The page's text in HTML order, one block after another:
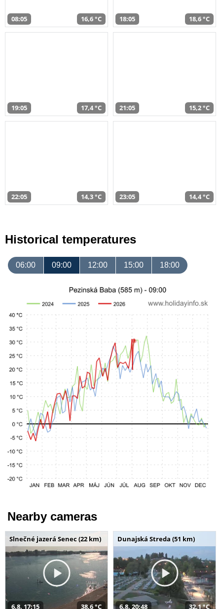
08:05 16,6 °C 18:05 18,6 °C
19:05 17,4 °C 21:05 15,2 °C
22:05 14,3 °C 23:05 14,4 °C
Historical temperatures
06:00 09:00 12:00 15:00 18:00
Nearby cameras
Slnečné jazerá Senec (22 km)
6.8. 17:15 38,6 °C
Dunajská Streda (51 km)
6.8. 20:48 32,1 °C